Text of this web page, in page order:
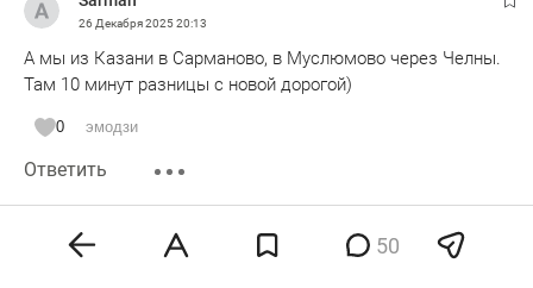
26 Декабря 202520:13
А мы из Казани в Сарманово, в Муслюмово через Челны.
Там 10 минут разницы с новой дорогой)
0 эмодзи
Ответить
М-н
26 Декабря 2025 20:20 50